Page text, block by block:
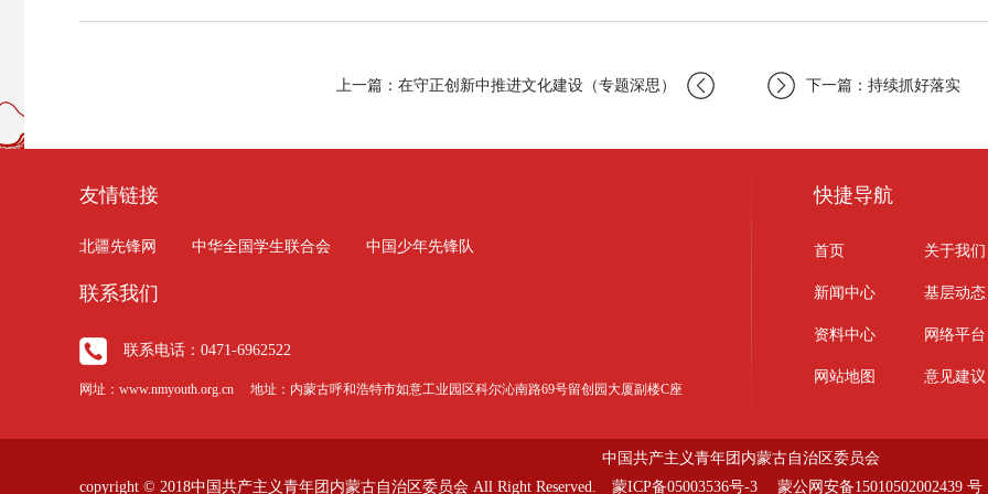
上一篇：在守正创新中推进文化建设（专题深思） 下一篇：持续抓好落实
友情链接
北疆先锋网 中华全国学生联合会 中国少年先锋队
联系我们
联系电话：0471-6962522
网址：www.nmyouth.org.cn 地址：内蒙古呼和浩特市如意工业园区科尔沁南路69号留创园大厦副楼C座
快捷导航
首页 关于我们
新闻中心 基层动态
资料中心 网络平台
网站地图 意见建议
中国共产主义青年团内蒙古自治区委员会
copyright © 2018中国共产主义青年团内蒙古自治区委员会 All Right Reserved. 蒙ICP备05003536号-3 蒙公网安备15010502002439 号